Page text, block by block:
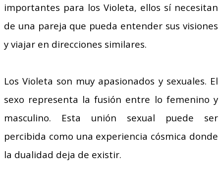
importantes para los Violeta, ellos sí necesitan
de una pareja que pueda entender sus visiones
y viajar en direcciones similares.
Los Violeta son muy apasionados y sexuales. El
sexo representa la fusión entre lo femenino y
masculino. Esta unión sexual puede ser
percibida como una experiencia cósmica donde
la dualidad deja de existir.